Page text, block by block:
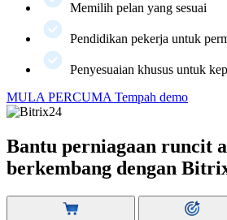
Memilih pelan yang sesuai
Pendidikan pekerja untuk
Penyesuaian khusus untuk
MULA PERCUMA Tempah demo
Bantu perniagaan runcit
berkembang dengan